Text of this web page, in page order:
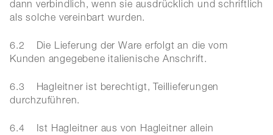
dann verbindlich, wenn sie ausdrücklich und schriftlich
als solche vereinbart wurden.
6.2 Die Lieferung der Ware erfolgt an die vom
Kunden angegebene italienische Anschrift.
6.3 Hagleitner ist berechtigt, Teillieferungen
durchzuführen.
6.4 Ist Hagleitner aus von Hagleitner allein